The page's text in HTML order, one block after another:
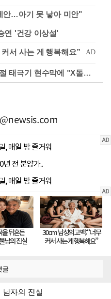
안…아기 못 낳아 미안"
연 '건강 이상설'
김희철, 거꾸로 걸린 광복절 태극기 현수막에 "X돌았네"
글